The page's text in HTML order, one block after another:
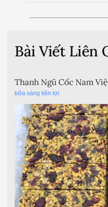
Bài Viết Liên
Thanh Ngũ Cốc Nam
bữa sáng tiện lợi